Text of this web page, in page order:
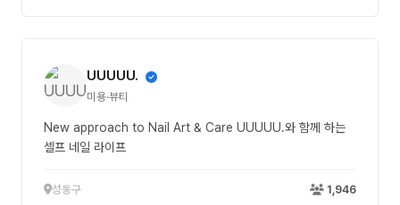
UUUUU.
미용·뷰티
New approach to Nail Art & Care UUUUU.와 함께 하는
셀프 네일 라이프
성동구 1,946